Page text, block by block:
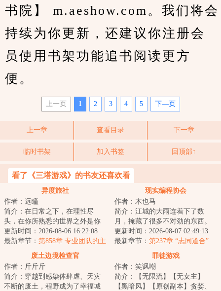
书院】 m.aeshow.com。我们将会
持续为你更新，还建议你注册会
员使用书架功能追书阅读更方
便。
上一页 1 2 3 4 5 下—页
上一章 查看目录 下一章
临时书架 加入书签 回顶部↑
看了《三塔游戏》的书友还喜欢看
异度旅社
作者：远瞳
简介：在日常之下，在理性尽
头，在你所熟悉的世界之外是你
从未想象过的风景。当于生第一
次打开那扇门的时...
更新时间：2026-08-06 16:22:08
最新章节： 第858章 专业团队的主
现实编程协会
作者：木也马
简介：江城的大雨连着下了数
月，掩藏了很多不对劲的东西。
余弦觉得自己病了：身边人陆续
消失，微笑自杀案...
更新时间：2026-08-07 02:49:13
最新章节： 第237章 “志同道合”
废土边境检查官
作者：斤斤斤
简介：穿越到感染体肆虐、天灾
不断的废土，程野成为了幸福城
罪徒游戏
作者：笑讽嘲
简介：【无限流】【无女主】
【黑暗风】【原创副本】贪婪、